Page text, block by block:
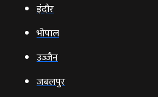
इंदौर
भोपाल
उज्‍जैन
जबलपुर